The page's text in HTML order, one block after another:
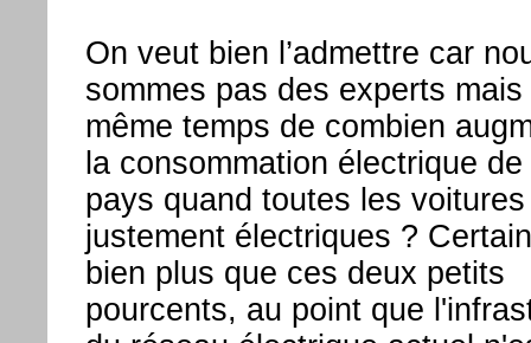
On veut bien l’admettre car
sommes pas des experts mais
même temps de combien
la consommation électrique
pays quand toutes les
justement électriques ?
bien plus que ces deux petits
pourcents, au point que